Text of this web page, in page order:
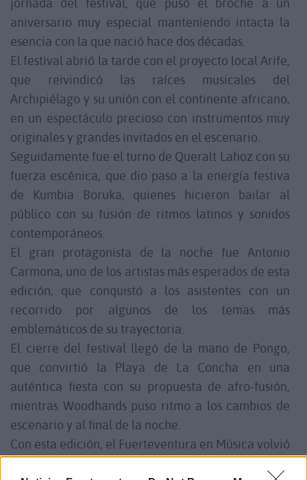
jornada del festival, que puso el broche a un
aniversario muy especial manteniendo intacta la
esencia con la que nació hace dos décadas.
El festival abrió la tarde con el proyecto local Arife,
que reivindicó las raíces musicales del
Archipiélago y su unión con el continente africano,
en un espectáculo precioso con instrumentos muy
originales y grandes invitados en el escenario.
Seguidamente fue el turno de Queralt Lahoz con su
fuerza escénica, que dio paso a la energía festiva
de Kumbia Boruka, quienes hicieron bailar al
público con su fusión de ritmos latinos y sonidos
contemporáneos.
El gran protagonista de la noche fue Antonio
Carmona, uno de los artistas más esperados de esta
edición, que conquistó a los asistentes con un
recorrido por algunos de los temas más
emblemáticos de su trayectoria.
El cierre del festival llegó de la mano de Pongo,
que convirtió la Playa de La Concha en una
auténtica fiesta con su propuesta de afro-fusión,
mientras Woodhands puso ritmo a los cambios de
escenario y al final de la noche.
Con esta edición, el Fuerteventura en Música volvió